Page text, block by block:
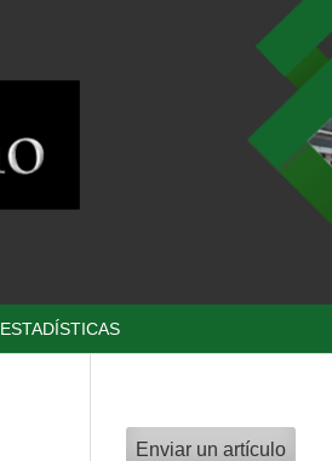
ESTADÍSTICAS
Enviar un artículo